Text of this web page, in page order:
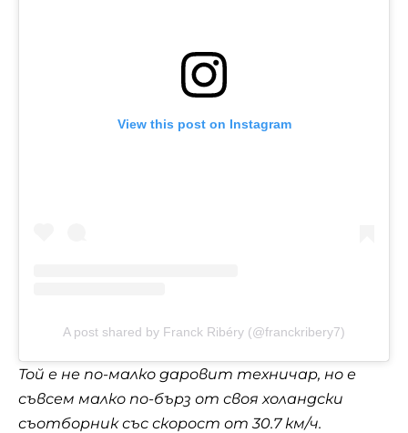
View this post on Instagram
A post shared by Franck Ribéry (@franckribery7)
Той е не по-малко даровит техничар, но е
съвсем малко по-бърз от своя холандски
съотборник със скорост от 30.7 км/ч.